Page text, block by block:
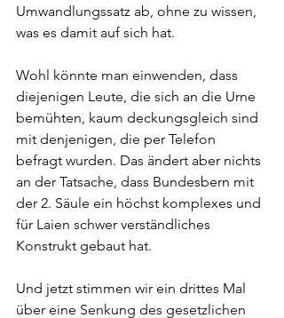
Umwandlungssatz ab, ohne zu wissen,
was es damit auf sich hat.
Wohl könnte man einwenden, dass
diejenigen Leute, die sich an die Urne
bemühten, kaum deckungsgleich sind
mit denjenigen, die per Telefon
befragt wurden. Das ändert aber nichts
an der Tatsache, dass Bundesbern mit
der 2. Säule ein höchst komplexes und
für Laien schwer verständliches
Konstrukt gebaut hat.
Und jetzt stimmen wir ein drittes Mal
über eine Senkung des gesetzlichen